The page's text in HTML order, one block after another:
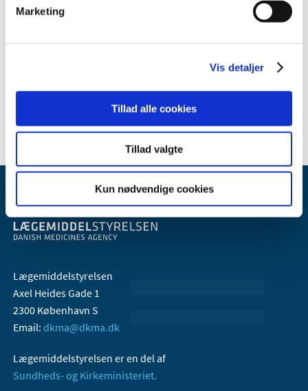
Marketing
Vis detaljer
Tillad alle cookies
Tillad valgte
Kun nødvendige cookies
2010 (7)
2008 (8)
Lægemiddelstyrelsen
Axel Heides Gade 1
2300 København S
Email: dkma@dkma.dk
Lægemiddelstyrelsen er en del af
Sundheds- og Kirkeministeriet.